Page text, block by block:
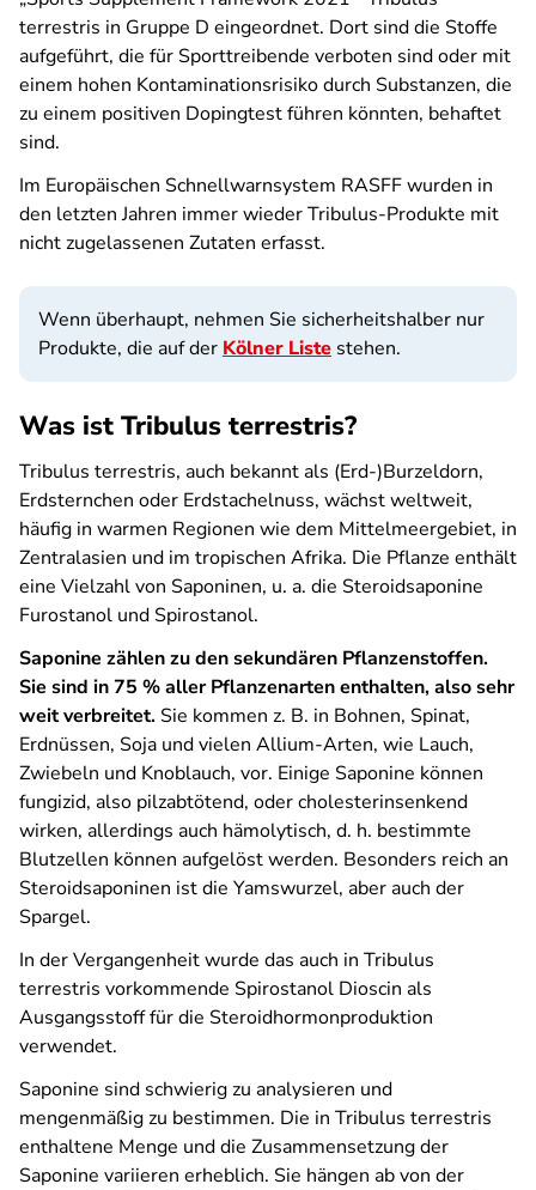
terrestris in Gruppe D eingeordnet. Dort sind die Stoffe
aufgeführt, die für Sporttreibende verboten sind oder mit
einem hohen Kontaminationsrisiko durch Substanzen, die
zu einem positiven Dopingtest führen könnten, behaftet
sind.
Im Europäischen Schnellwarnsystem RASFF wurden in
den letzten Jahren immer wieder Tribulus-Produkte mit
nicht zugelassenen Zutaten erfasst.
Wenn überhaupt, nehmen Sie sicherheitshalber nur
Produkte, die auf der Kölner Liste stehen.
Was ist Tribulus terrestris?
Tribulus terrestris, auch bekannt als (Erd-)Burzeldorn,
Erdsternchen oder Erdstachelnuss, wächst weltweit,
häufig in warmen Regionen wie dem Mittelmeergebiet, in
Zentralasien und im tropischen Afrika. Die Pflanze enthält
eine Vielzahl von Saponinen, u. a. die Steroidsaponine
Furostanol und Spirostanol.
Saponine zählen zu den sekundären Pflanzenstoffen.
Sie sind in 75 % aller Pflanzenarten enthalten, also sehr
weit verbreitet. Sie kommen z. B. in Bohnen, Spinat,
Erdnüssen, Soja und vielen Allium-Arten, wie Lauch,
Zwiebeln und Knoblauch, vor. Einige Saponine können
fungizid, also pilzabtötend, oder cholesterinsenkend
wirken, allerdings auch hämolytisch, d. h. bestimmte
Blutzellen können aufgelöst werden. Besonders reich an
Steroidsaponinen ist die Yamswurzel, aber auch der
Spargel.
In der Vergangenheit wurde das auch in Tribulus
terrestris vorkommende Spirostanol Dioscin als
Ausgangsstoff für die Steroidhormonproduktion
verwendet.
Saponine sind schwierig zu analysieren und
mengenmäßig zu bestimmen. Die in Tribulus terrestris
enthaltene Menge und die Zusammensetzung der
Saponine variieren erheblich. Sie hängen ab von der